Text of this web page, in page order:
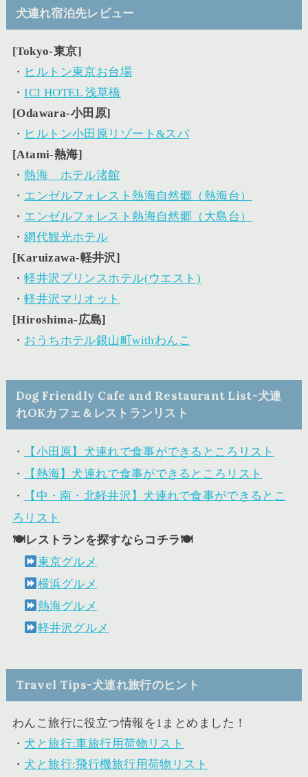
犬連れ宿泊先レビュー
[Tokyo-東京]
・ ヒルトン東京お台場
・ICI HOTEL 浅草橋
[Odawara-小田原]
・ ヒルトン小田原リゾート&スパ
[Atami-熱海]
・熱海 ホテル渚館
・ エンゼルフォレスト熱海自然郷（熱海台）
・ エンゼルフォレスト熱海自然郷（大島台）
・網代観光ホテル
[Karuizawa-軽井沢]
・軽井沢プリンスホテル(ウエスト)
・軽井沢マリオット
[Hiroshima-広島]
・ おうちホテル銀山町withわんこ
Dog Friendly Cafe and Restaurant List-犬連
れOKカフェ＆レストランリスト
・
【小田原】犬連れで食事ができるところリスト
・
【熱海】犬連れで食事ができるところリスト
・
【中・南・北軽井沢】犬連れで食事ができるとこ
ろリスト
🍽レストランを探すならコチラ🍽
東京グルメ
横浜グルメ
熱海グルメ
軽井沢グルメ
Travel Tips-犬連れ旅行のヒント
わんこ旅行に役立つ情報を1まとめました！
・ 犬と旅行:車旅行用荷物リスト
・ 犬と旅行:飛行機旅行用荷物リスト